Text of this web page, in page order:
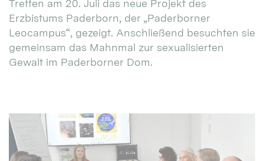
Treffen am 20. Juli das neue Projekt des
Erzbistums Paderborn, der „Paderborner
Leocampus“, gezeigt. Anschließend besuchten sie
gemeinsam das Mahnmal zur sexualisierten
Gewalt im Paderborner Dom.